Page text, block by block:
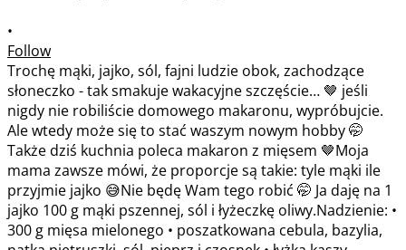
•
Follow
Trochę mąki, jajko, sól, fajni ludzie obok, zachodzące
słoneczko - tak smakuje wakacyjne szczęście… 🤎 jeśli
nigdy nie robiliście domowego makaronu, wypróbujcie.
Ale wtedy może się to stać waszym nowym hobby 🤭
Także dziś kuchnia poleca makaron z mięsem 🤎Moja
mama zawsze mówi, że proporcje są takie: tyle mąki ile
przyjmie jajko 😅Nie będę Wam tego robić 🤭 Ja daję na 1
jajko 100 g mąki pszennej, sól i łyżeczkę oliwy.Nadzienie: •
300 g mięsa mielonego • poszatkowana cebula, bazylia,